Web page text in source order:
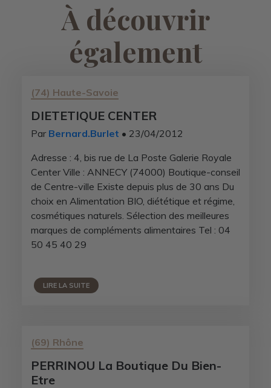
À découvrir
également
(74) Haute-Savoie
DIETETIQUE CENTER
Par Bernard.Burlet • 23/04/2012
Adresse : 4, bis rue de La Poste Galerie Royale
Center Ville : ANNECY (74000) Boutique-conseil
de Centre-ville Existe depuis plus de 30 ans Du
choix en Alimentation BIO, diététique et régime,
cosmétiques naturels. Sélection des meilleures
marques de compléments alimentaires Tel : 04
50 45 40 29
LIRE LA SUITE
(69) Rhône
PERRINOU La Boutique Du Bien-
Etre